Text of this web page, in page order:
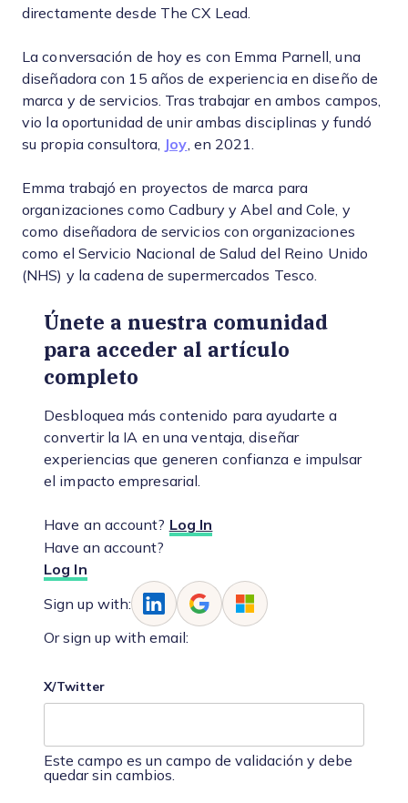
directamente desde The CX Lead.
La conversación de hoy es con Emma Parnell, una
diseñadora con 15 años de experiencia en diseño de
marca y de servicios. Tras trabajar en ambos campos,
vio la oportunidad de unir ambas disciplinas y fundó
su propia consultora, Joy , en 2021.
Emma trabajó en proyectos de marca para
organizaciones como Cadbury y Abel and Cole, y
como diseñadora de servicios con organizaciones
como el Servicio Nacional de Salud del Reino Unido
(NHS) y la cadena de supermercados Tesco.
Únete a nuestra comunidad
para acceder al artículo
completo
Desbloquea más contenido para ayudarte a
convertir la IA en una ventaja, diseñar
experiencias que generen confianza e impulsar
el impacto empresarial.
Have an account? Log In
Have an account?
Log In
Sign up with:
Or sign up with email:
X/Twitter
Este campo es un campo de validación y debe
quedar sin cambios.